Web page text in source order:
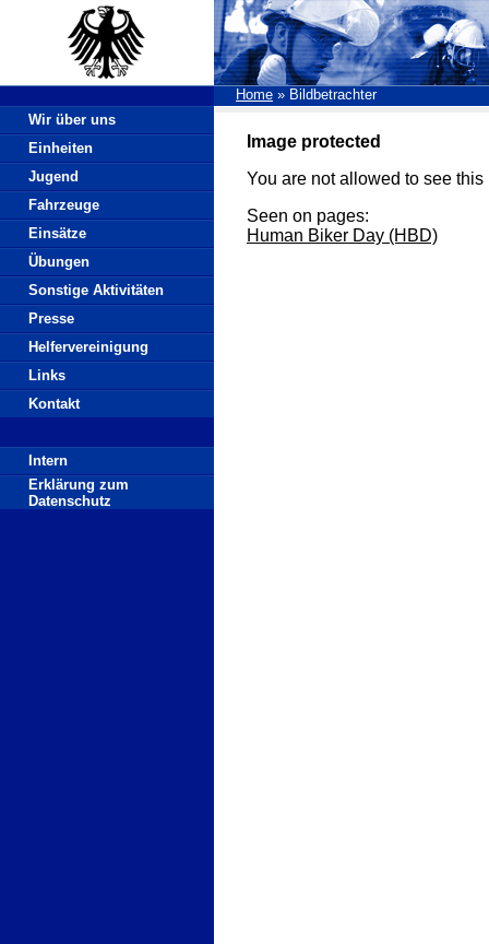
Home » Bildbetrachter
Wir über uns
Einheiten
Jugend
Fahrzeuge
Einsätze
Übungen
Sonstige Aktivitäten
Presse
Helfervereinigung
Links
Kontakt
Intern
Erklärung zum
Datenschutz
Image protected
You are not allowed to see
Seen on pages:
Human Biker Day (HBD)